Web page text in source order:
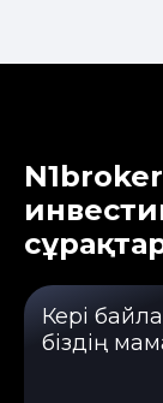
Кері
біздің